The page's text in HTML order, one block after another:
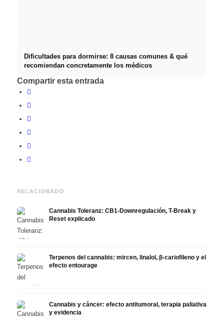
Dificultades para dormirse: 8 causas comunes & qué
recomiendan concretamente los médicos
Compartir esta entrada
RELACIONADO
Cannabis Toleranz: CB1-Downregulación, T-Break y
Reset explicado
Terpenos del cannabis: mircen, linalol, β-cariofileno y el
efecto entourage
Cannabis y cáncer: efecto antitumoral, terapia paliativa
y evidencia